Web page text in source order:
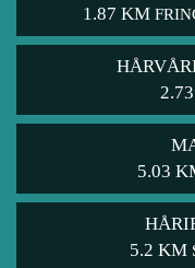
1.87 KM
5.03
5.2 KM